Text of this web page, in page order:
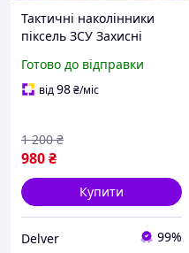
Тактичні наколінники
піксель ЗСУ Захисні
військових
Готово до відправки
від98₴/міс
980₴
1 200 ₴
Купити
Delver 99%